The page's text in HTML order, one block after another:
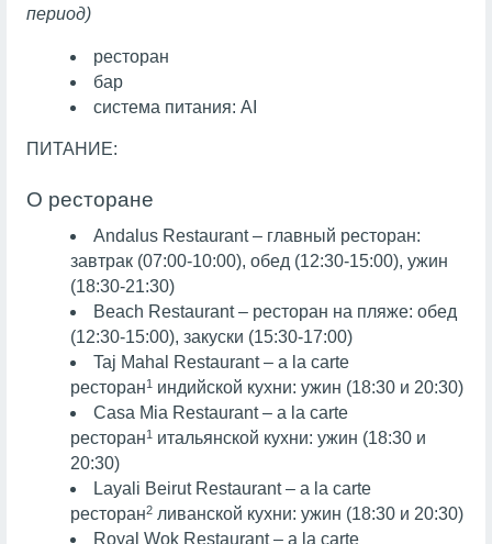
период)
ресторан
бар
система питания:AI
ПИТАНИЕ:
О ресторане
Andalus Restaurant – главный ресторан:
завтрак (07:00-10:00), обед (12:30-15:00), ужин
(18:30-21:30)
Beach Restaurant – ресторан на пляже: обед
(12:30-15:00), закуски (15:30-17:00)
Taj Mahal Restaurant – a la carte
ресторан1индийской кухни: ужин (18:30 и 20:30)
Casa Mia Restaurant – a la carte
ресторан1итальянской кухни: ужин (18:30 и
20:30)
Layali Beirut Restaurant – a la carte
ресторан2ливанской кухни: ужин (18:30 и 20:30)
Royal Wok Restaurant – a la carte